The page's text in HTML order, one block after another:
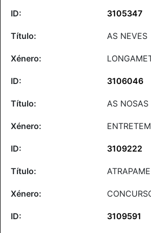
3105347
AS NEVES
3106046
AS NOSAS
3109222
3109591